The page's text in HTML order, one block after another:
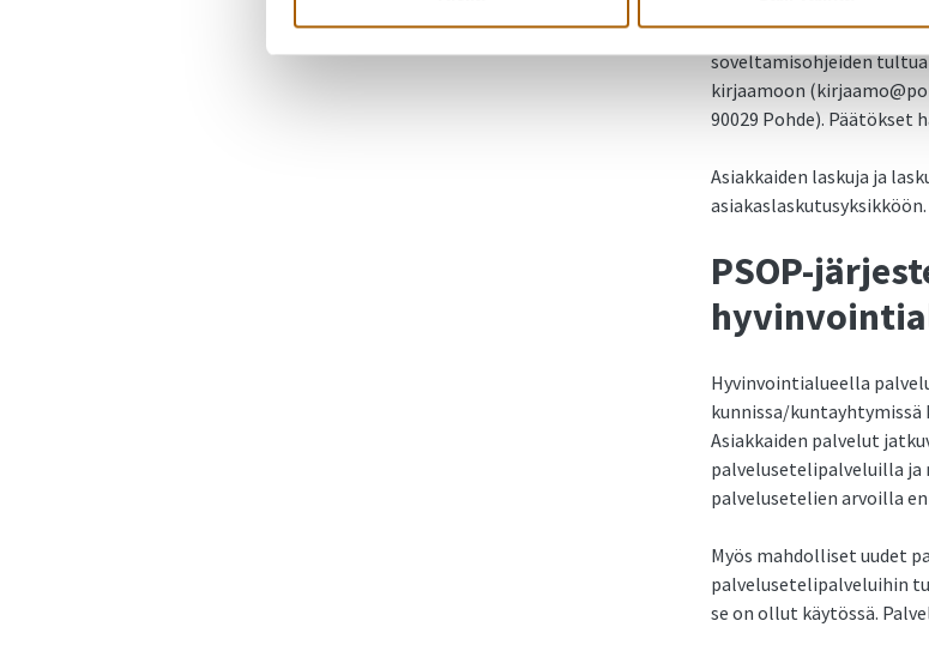
toistaiseksi
soveltamisohjeiden
kirjaamoon
90029 Pohde). Päätökset
Asiakkaiden laskuja ja
asiakaslaskutusyksikköön.
PSOP-
Hyvinvointialueella
kunnissa/kuntayhtymissä
Asiakkaiden palvelut
palvelusetelipalveluilla
palvelusetelien arvoilla
Myös mahdolliset uudet
palvelusetelipalveluihin
se on ollut käytössä.